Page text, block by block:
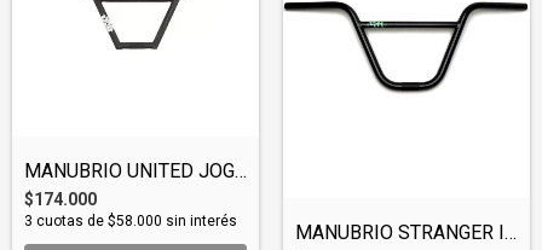
MANUBRIO UNITED JOG BAR (BARUNI010)
$174.000
3 cuotas de $58.000 sin interés
MANUBRIO STRANGER ISM (BARSTR008)